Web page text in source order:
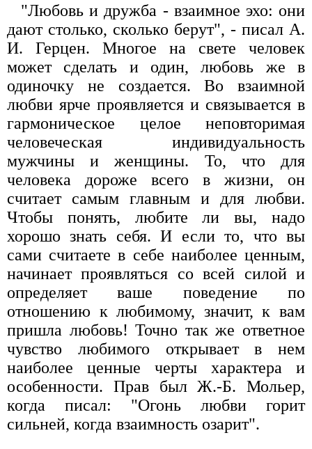
"Любовь и дружба - взаимное эхо: они
дают столько, сколько берут", - писал А.
И. Герцен. Многое на свете человек
может сделать и один, любовь же в
одиночку не создается. Во взаимной
любви ярче проявляется и связывается в
гармоническое целое неповторимая
человеческая индивидуальность
мужчины и женщины. То, что для
человека дороже всего в жизни, он
считает самым главным и для любви.
Чтобы понять, любите ли вы, надо
хорошо знать себя. И если то, что вы
сами считаете в себе наиболее ценным,
начинает проявляться со всей силой и
определяет ваше поведение по
отношению к любимому, значит, к вам
пришла любовь! Точно так же ответное
чувство любимого открывает в нем
наиболее ценные черты характера и
особенности. Прав был Ж.-Б. Мольер,
когда писал: "Огонь любви горит
сильней, когда взаимность озарит".